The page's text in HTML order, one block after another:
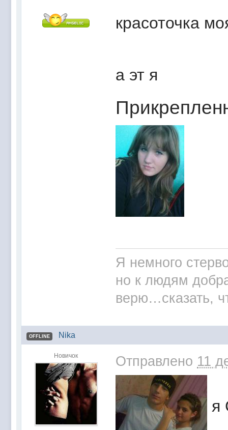
красоточка
а эт я
Я немного
но к людям
верю…сказать,
OFFLINE Nika
Новичок Отправлено 11
я